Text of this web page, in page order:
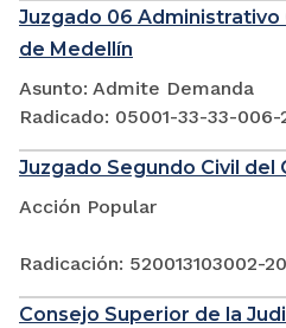
Juzgado 06 Administrativo
de Medellín
Asunto: Admite Demanda
Radicado: 05001-33-33-
Juzgado Segundo Civil del
Acción Popular
Radicación: 520013103002-
Consejo Superior de la